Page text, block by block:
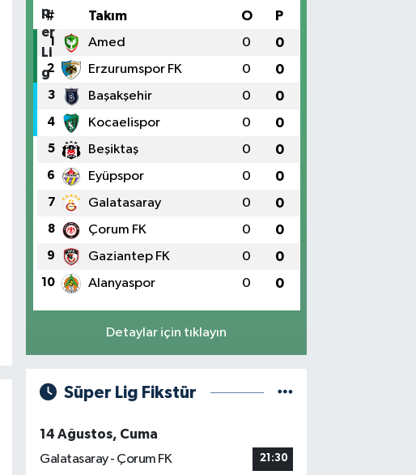
# Takım O P
1 Amed 0 0
2 Erzurumspor FK 0 0
3 Başakşehir 0 0
4 Kocaelispor 0 0
5 Beşiktaş 0 0
6 Eyüpspor 0 0
7 Galatasaray 0 0
8 Çorum FK 0 0
9 Gaziantep FK 0 0
10 Alanyaspor 0 0
Detaylar için tıklayın
Süper Lig Fikstür
14 Ağustos, Cuma
Galatasaray - Çorum FK
21:30